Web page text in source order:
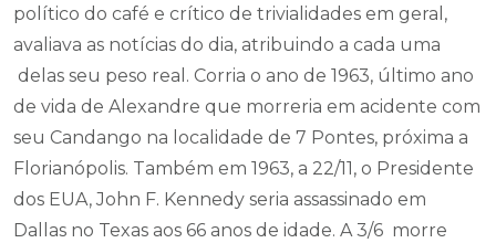
político do café e crítico de trivialidades em geral,
avaliava as notícias do dia, atribuindo a cada uma
delas seu peso real. Corria o ano de 1963, último ano
de vida de Alexandre que morreria em acidente com
seu Candango na localidade de 7 Pontes, próxima a
Florianópolis. Também em 1963, a 22/11, o Presidente
dos EUA, John F. Kennedy seria assassinado em
Dallas no Texas aos 66 anos de idade. A 3/6 morre